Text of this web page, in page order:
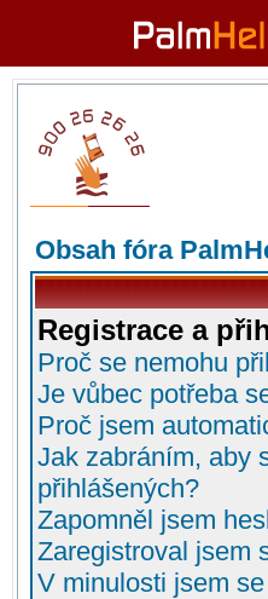
Obsah fóra
Registrace a
Proč se nemohu
Je vůbec potřeba
Proč jsem
Jak zabráním, aby
přihlášených?
Zapomněl jsem
Zaregistroval jsem
V minulosti jsem